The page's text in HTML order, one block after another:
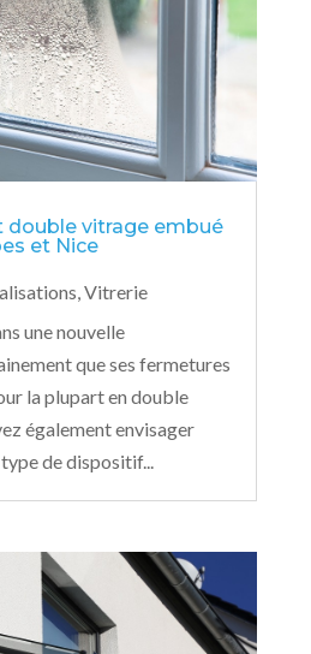
double vitrage embué
et Nice
,Vitrerie
une nouvelle
que ses fermetures
la plupart en double
également envisager
de dispositif...